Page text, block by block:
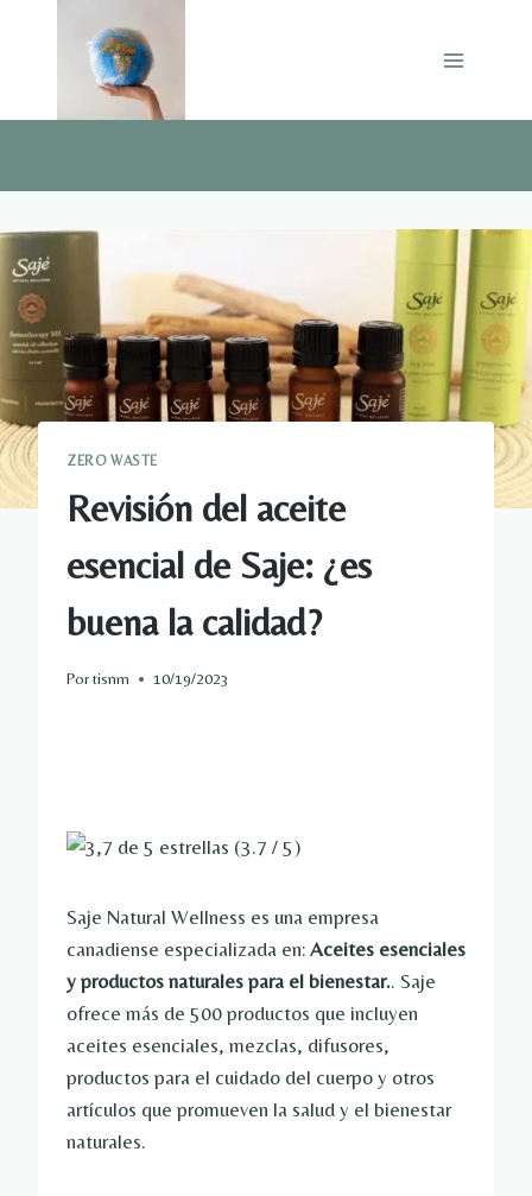
ZERO WASTE
Revisión del aceite
esencial de Saje: ¿es
buena la calidad?
Portisnm 10/19/2023
(3.7 / 5)
Saje Natural Wellness es una empresa
canadiense especializada en: Aceites esenciales
y productos naturales para el bienestar.. Saje
ofrece más de 500 productos que incluyen
aceites esenciales, mezclas, difusores,
productos para el cuidado del cuerpo y otros
artículos que promueven la salud y el bienestar
naturales.